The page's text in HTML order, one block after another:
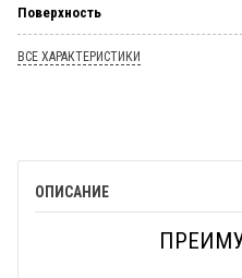
Поверхность
ВСЕ ХАРАКТЕРИСТИКИ
ОПИСАНИЕ